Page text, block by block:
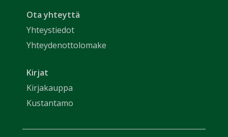
Ota yhteyttä
Yhteystiedot
Yhteydenottolomake
Kirjat
Kirjakauppa
Kustantamo